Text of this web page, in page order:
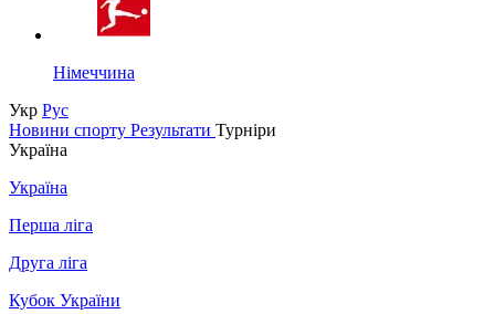
Німеччина
Укр Рус
Новини спорту Результати Турніри
Україна
Україна
Перша ліга
Друга ліга
Кубок України